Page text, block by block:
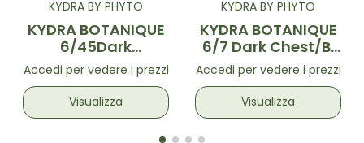
KYDRA BY PHYTO
KYDRA BOTANIQUE
6/45Dark
C.Mahog.Bl 60ml
Accedi per vedere i prezzi
Visualizza
KYDRA BY PHYTO
KYDRA BOTANIQUE
6/7 Dark Chest/Bl
60ml
Accedi per vedere i prezzi
Visualizza